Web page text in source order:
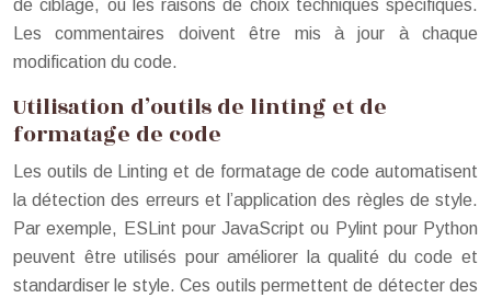
de ciblage, ou les raisons de choix techniques spécifiques.
Les commentaires doivent être mis à jour à chaque
modification du code.
Utilisation d’outils de linting et de
formatage de code
Les outils de Linting et de formatage de code automatisent
la détection des erreurs et l’application des règles de style.
Par exemple, ESLint pour JavaScript ou Pylint pour Python
peuvent être utilisés pour améliorer la qualité du code et
standardiser le style. Ces outils permettent de détecter des